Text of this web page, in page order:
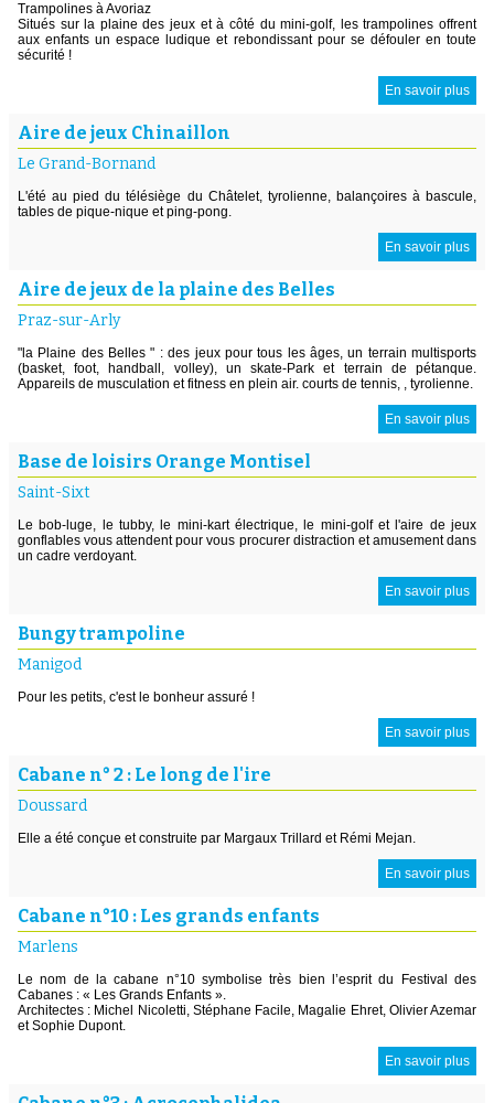
Trampolines à Avoriaz
Situés sur la plaine des jeux et à côté du mini-golf, les trampolines offrent
aux enfants un espace ludique et rebondissant pour se défouler en toute
sécurité !
En savoir plus
Aire de jeux Chinaillon
Le Grand-Bornand
L'été au pied du télésiège du Châtelet, tyrolienne, balançoires à bascule,
tables de pique-nique et ping-pong.
En savoir plus
Aire de jeux de la plaine des Belles
Praz-sur-Arly
"la Plaine des Belles " : des jeux pour tous les âges, un terrain multisports
(basket, foot, handball, volley), un skate-Park et terrain de pétanque.
Appareils de musculation et fitness en plein air. courts de tennis, , tyrolienne.
En savoir plus
Base de loisirs Orange Montisel
Saint-Sixt
Le bob-luge, le tubby, le mini-kart électrique, le mini-golf et l'aire de jeux
gonflables vous attendent pour vous procurer distraction et amusement dans
un cadre verdoyant.
En savoir plus
Bungy trampoline
Manigod
Pour les petits, c'est le bonheur assuré !
En savoir plus
Cabane n° 2 : Le long de l'ire
Doussard
Elle a été conçue et construite par Margaux Trillard et Rémi Mejan.
En savoir plus
Cabane n°10 : Les grands enfants
Marlens
Le nom de la cabane n°10 symbolise très bien l’esprit du Festival des
Cabanes : « Les Grands Enfants ».
Architectes : Michel Nicoletti, Stéphane Facile, Magalie Ehret, Olivier Azemar
et Sophie Dupont.
En savoir plus